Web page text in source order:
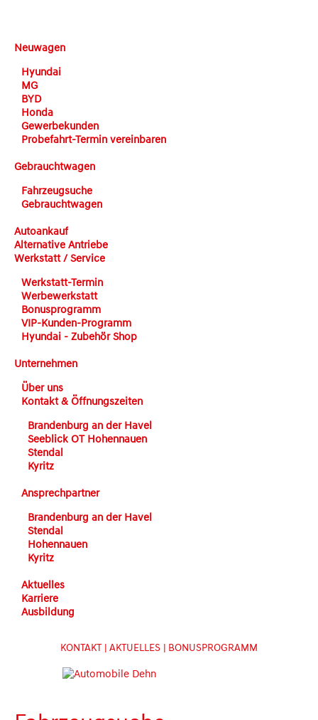
Neuwagen
Hyundai
MG
BYD
Honda
Gewerbekunden
Probefahrt-Termin vereinbaren
Gebrauchtwagen
Fahrzeugsuche
Gebrauchtwagen
Autoankauf
Alternative Antriebe
Werkstatt / Service
Werkstatt-Termin
Werbewerkstatt
Bonusprogramm
VIP-Kunden-Programm
Hyundai - Zubehör Shop
Unternehmen
Über uns
Kontakt & Öffnungszeiten
Brandenburg an der Havel
Seeblick OT Hohennauen
Stendal
Kyritz
Ansprechpartner
Brandenburg an der Havel
Stendal
Hohennauen
Kyritz
Aktuelles
Karriere
Ausbildung
KONTAKT | AKTUELLES | BONUSPROGRAMM